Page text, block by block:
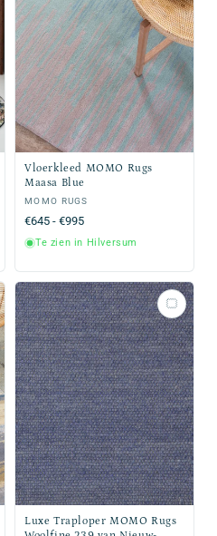
Vloerkleed MOMO Rugs
Maasa Blue
Verkoper:
MOMO RUGS
Normale
prijs
€645 - €995
Te zien in Hilversum
Luxe Traploper MOMO Rugs